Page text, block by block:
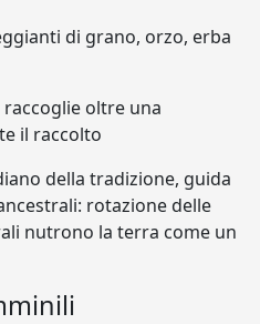
di grano, orzo, erba
oltre una
il raccolto
della tradizione, guida
rotazione delle
nutrono la terra come un